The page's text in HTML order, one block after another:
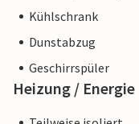
Kühlschrank
Dunstabzug
Geschirrspüler
Heizung / Energie